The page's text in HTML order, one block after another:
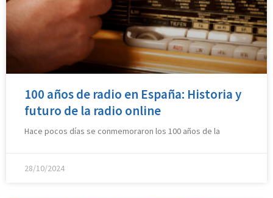
100 años de radio en España: Historia y
futuro de la radio online
Hace pocos días se conmemoraron los 100 años de la
28/10/2024